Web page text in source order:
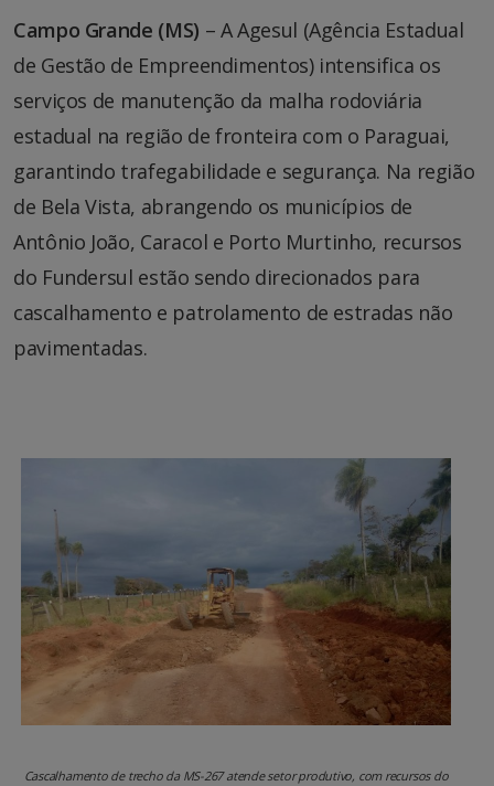
Campo Grande (MS) – A Agesul (Agência Estadual
de Gestão de Empreendimentos) intensifica os
serviços de manutenção da malha rodoviária
estadual na região de fronteira com o Paraguai,
garantindo trafegabilidade e segurança. Na região
de Bela Vista, abrangendo os municípios de
Antônio João, Caracol e Porto Murtinho, recursos
do Fundersul estão sendo direcionados para
cascalhamento e patrolamento de estradas não
pavimentadas.
Cascalhamento de trecho da MS-267 atende setor produtivo, com recursos do